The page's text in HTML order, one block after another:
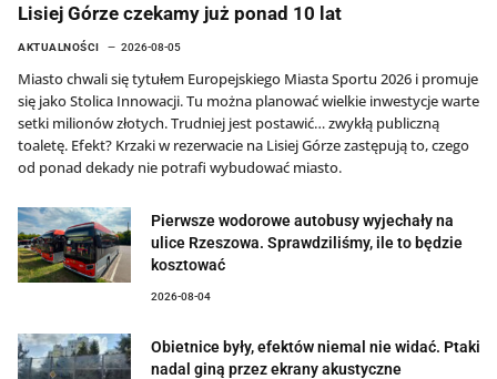
Lisiej Górze czekamy już ponad 10 lat
AKTUALNOŚCI 2026-08-05
Miasto chwali się tytułem Europejskiego Miasta Sportu 2026 i promuje
się jako Stolica Innowacji. Tu można planować wielkie inwestycje warte
setki milionów złotych. Trudniej jest postawić… zwykłą publiczną
toaletę. Efekt? Krzaki w rezerwacie na Lisiej Górze zastępują to, czego
od ponad dekady nie potrafi wybudować miasto.
Pierwsze wodorowe autobusy wyjechały na
ulice Rzeszowa. Sprawdziliśmy, ile to będzie
kosztować
2026-08-04
Obietnice były, efektów niemal nie widać. Ptaki
nadal giną przez ekrany akustyczne